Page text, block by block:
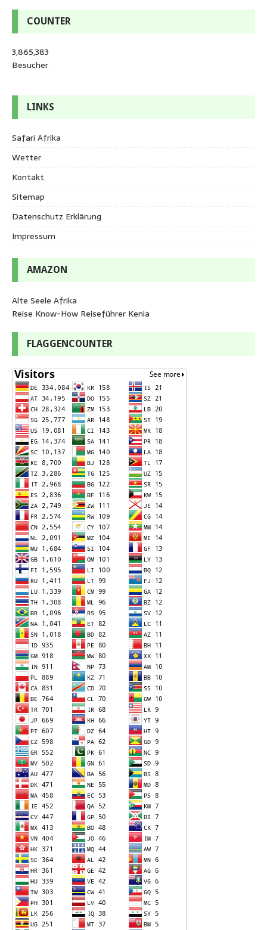
COUNTER
3,865,383
Besucher
LINKS
Safari Afrika
Wetter
Kontakt
Sitemap
Datenschutz Erklärung
Impressum
AMAZON
Alte Seele Afrika
Reise Know-How Reiseführer Kenia
FLAGGENCOUNTER